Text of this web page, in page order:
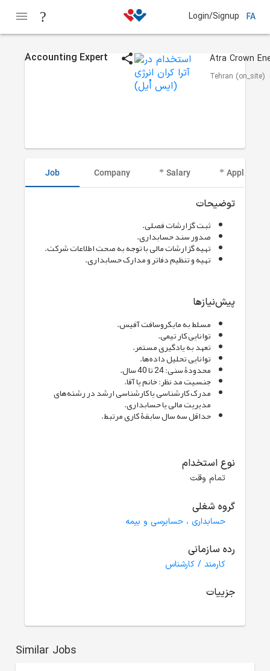
Login/Signup FA
Accounting Expert
Tehran (on_site)
Job Company Salary Applicant
توضیحات
ثبت گزارشات فصلی.
صدور سند حسابداری.
تهیه گزارشات مالی با توجه به صحت اطلاعات شرکت.
تهیه و تنظیم دفاتر و مدارک حسابداری.
پیش‌نیازها
مسلط به مایکروسافت آفیس.
توانایی کار تیمی.
تعهد به یادگیری مستمر.
توانایی تحلیل داده‌‌ها.
محدودۀ سنی: 24 تا 40 سال.
جنسیت مد نظر: خانم یا آقا.
مدرک کارشناسی یا کارشناسی ارشد در رشته‌های
مدیریت مالی یا حسابداری.
حداقل سه سال سابقۀ کاری مرتبط.
نوع استخدام
تمام وقت
گروه شغلی
حسابداری ، حسابرسی و بیمه
رده سازمانی
کارمند / کارشناس
جزییات
Similar Jobs